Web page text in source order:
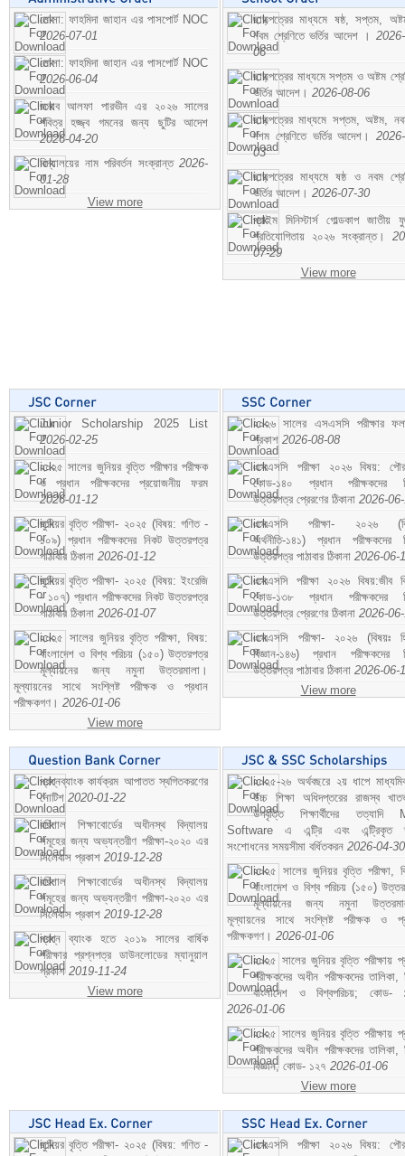
মোসা: ফাহমিদা জাহান এর পাসপোর্ট NOC
2026-07-01
মোসা: ফাহমিদা জাহান এর পাসপোর্ট NOC
2026-06-04
জনাব আলফা পারভীন এর ২০২৬ সালের
পবিত্র হজ্জ্ব গমনের জন্য ছুটির আদেশ
2026-04-20
বিদ্যালয়ের নাম পরিবর্তন সংক্রান্ত 2026-
01-28
View more
ছাড়পত্রের মাধ্যমে ষষ্ঠ, সপ্তম,
নবম শ্রেণিতে ভর্তির আদেশ ।
06
ছাড়পত্রের মাধ্যমে সপ্তম ও অষ্টম
ভর্তির আদেশ। 2026-08-06
ছাড়পত্রের মাধ্যমে সপ্তম, অষ্টম,
দশম শ্রেণিতে ভর্তির আদেশ।
03
ছাড়পত্রের মাধ্যমে ষষ্ঠ ও নবম
ভর্তির আদেশ। 2026-07-30
প্রাইম মিনিস্টার্স গোল্ডকাপ জাতীয়
প্রতিযোগিতায় ২০২৬ সংক্রান্ত।
07-29
View more
Junior Scholarship 2025 List
2026-02-25
২০২৫ সালের জুনিয়র বৃত্তি পরীক্ষার পরীক্ষক
ও প্রধান পরীক্ষকদের প্রয়োজনীয় ফরম
2026-01-12
জুনিয়র বৃত্তি পরীক্ষা- ২০২৫ (বিষয়: গণিত -
১০৯) প্রধান পরীক্ষকদের নিকট উত্তরপত্র
পাঠাবার ঠিকানা 2026-01-12
জুনিয়র বৃত্তি পরীক্ষা- ২০২৫ (বিষয়: ইংরেজি
- ১০৭) প্রধান পরীক্ষকদের নিকট উত্তরপত্র
পাঠাবার ঠিকানা 2026-01-07
২০২৫ সালের জুনিয়র বৃত্তি পরীক্ষা, বিষয়:
বাংলাদেশ ও বিশ্ব পরিচয় (১৫০) উত্তরপত্র
মূল্যায়নের জন্য নমুনা উত্তরমালা।
মূল্যায়নের সাথে সংশ্লিষ্ট পরীক্ষক ও প্রধান
পরীক্ষকগণ। 2026-01-06
View more
২০২৬ সালের এসএসসি পরীক্ষার
প্রকাশ 2026-08-08
এসএসসি পরীক্ষা ২০২৬ বিষয়:
কোড-১৪০ প্রধান পরীক্ষকদের
উত্তরপত্র প্রেরণের ঠিকানা 2026-
এসএসসি পরীক্ষা- ২০২৬
অর্থনীতি-১৪১) প্রধান পরীক্ষকদের
উত্তরপত্র পাঠাবার ঠিকানা 2026-06-
এসএসসি পরীক্ষা ২০২৬ বিষয়:জীব
কোড-১৩৮ প্রধান পরীক্ষকদের
উত্তরপত্র প্রেরণের ঠিকানা 2026-
এসএসসি পরীক্ষা- ২০২৬ (বিষয়ঃ
বিজ্ঞান-১৪৬) প্রধান পরীক্ষকদের
উত্তরপত্র পাঠাবার ঠিকানা 2026-06-
View more
প্রশ্নব্যাংক কার্যক্রম আপাতত স্থগিতকরণের
নোটিশ 2020-01-22
বরিশাল শিক্ষাবোর্ডের অধীনস্থ বিদ্যালয়
সমূহের জন্য অভ্যন্তরীণ পরীক্ষা-২০২০ এর
সিলেবাস প্রকাশ 2019-12-28
বরিশাল শিক্ষাবোর্ডের অধীনস্থ বিদ্যালয়
সমূহের জন্য অভ্যন্তরীণ পরীক্ষা-২০২০ এর
সিলেবাস প্রকাশ 2019-12-28
প্রশ্ন ব্যাংক হতে ২০১৯ সালের বার্ষিক
পরীক্ষার প্রশ্নপত্র ডাউনলোডের ম্যানুয়াল
প্রকাশ 2019-11-24
View more
২০২৫-২৬ অর্থবছরে ২য় ধাপে
উচ্চ শিক্ষা অধিদপ্তরের রাজস্ব
উপবৃত্তি শিক্ষার্থীদের তত্যাদি
Software এ এন্ট্রি এবং এন্ট্রিকৃত
সংশোধনের সময়সীমা বর্ধিতকরন 2026-04-30
২০২৫ সালের জুনিয়র বৃত্তি পরীক্ষা,
বাংলাদেশ ও বিশ্ব পরিচয় (১৫০)
মূল্যায়নের জন্য নমুনা
মূল্যায়নের সাথে সংশ্লিষ্ট পরীক্ষক ও
পরীক্ষকগণ। 2026-01-06
২০২৫ সালের জুনিয়র বৃত্তি পরীক্ষায়
পরীক্ষকদের অধীন পরীক্ষকদের তালিকা,
বাংলাদেশ ও বিশ্বপরিচয়; কোড-
2026-01-06
২০২৫ সালের জুনিয়র বৃত্তি পরীক্ষায়
পরীক্ষকদের অধীন পরীক্ষকদের তালিকা,
বিজ্ঞান; কোড- ১২৭ 2026-01-06
View more
জুনিয়র বৃত্তি পরীক্ষা- ২০২৫ (বিষয়: গণিত -
এসএসসি পরীক্ষা ২০২৬ বিষয়: